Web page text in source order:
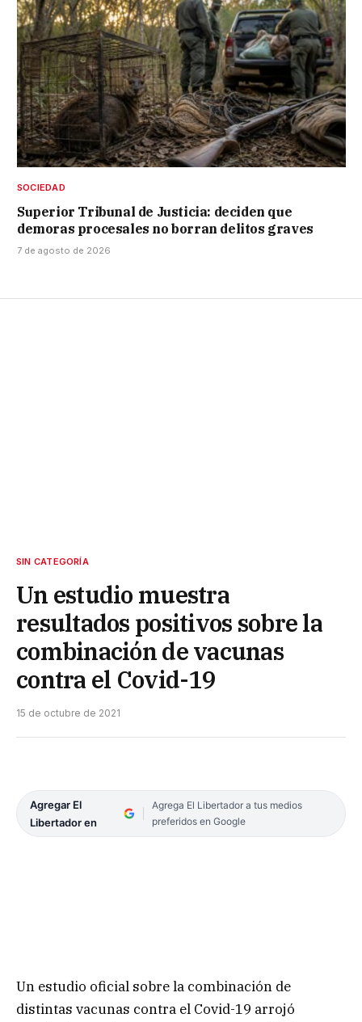
SOCIEDAD
Superior Tribunal de Justicia: deciden que
demoras procesales no borran delitos graves
7 de agosto de 2026
SIN CATEGORÍA
Un estudio muestra
resultados positivos sobre la
combinación de vacunas
contra el Covid-19
15 de octubre de 2021
Agregar El
Libertador en
Agrega El Libertador a tus medios
preferidos en Google
Un estudio oficial sobre la combinación de
distintas vacunas contra el Covid-19 arrojó